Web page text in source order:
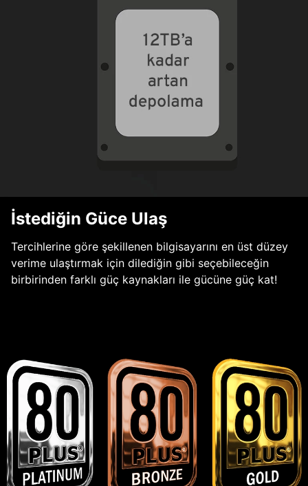
İstediğin Güce Ulaş
Tercihlerine göre şekillenen bilgisayarını en üst düzey
verime ulaştırmak için dilediğin gibi seçebileceğin
birbirinden farklı güç kaynakları ile gücüne güç kat!